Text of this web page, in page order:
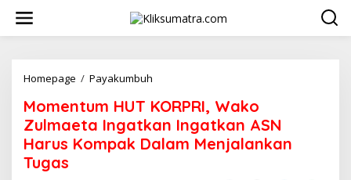
w
Homepage / Payakumbuh
m
e
n
t
Momentum HUT KORPRI, Wako
Zulmaeta Ingatkan Ingatkan ASN
Harus Kompak Dalam Menjalankan
Tugas